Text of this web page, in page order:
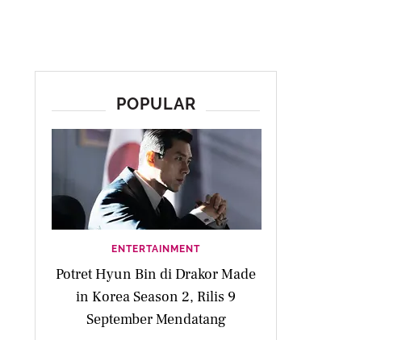
POPULAR
ENTERTAINMENT
Potret Hyun Bin di Drakor Made
in Korea Season 2, Rilis 9
September Mendatang